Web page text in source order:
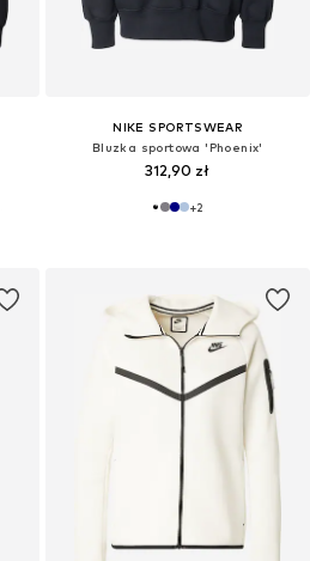
NIKE SPORTSWEAR
Bluzka sportowa 'Phoenix'
312,90 zł
+2